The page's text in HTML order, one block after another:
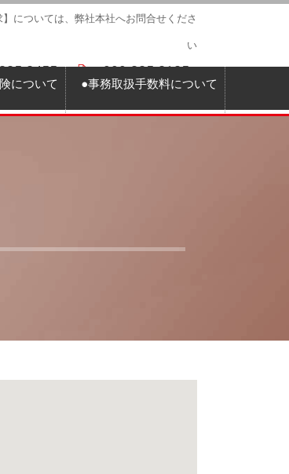
】については、弊社本社へお問合せくださ
い
2455 099-225-2125
について ●事務取扱手数料について